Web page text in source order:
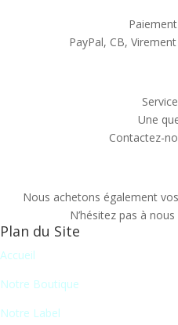
PayPal, CB,
Une
Contactez-
Nous achetons également
N’hésitez pas à
Plan du Site
Accueil
Notre Boutique
Notre Label